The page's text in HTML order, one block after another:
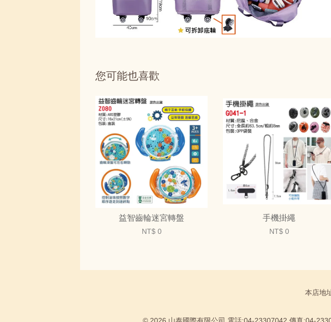
您可能也喜歡
益智齒輪迷宮轉盤
NT$ 0
手機掛繩
NT$ 0
本店地